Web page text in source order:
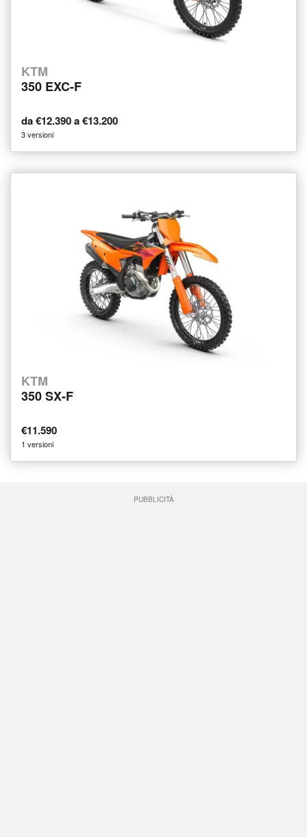
KTM
350 EXC-F
da €12.390 a €13.200
3 versioni
KTM
350 SX-F
€11.590
1 versioni
PUBBLICITÀ